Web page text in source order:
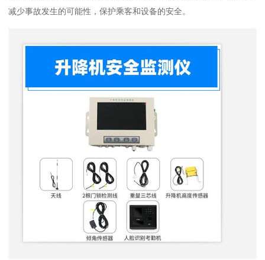
减少事故发生的可能性，保护乘客和设备的安全。